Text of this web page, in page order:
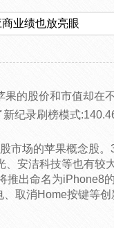
业绩也放亮眼
的股价和市值却在
纪录刷榜模式
市场的苹果概念股
、安洁科技等也有较
推出命名为iPhone8
取消Home按键等